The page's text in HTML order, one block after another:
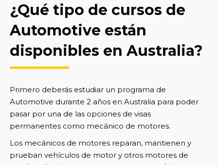
¿Qué tipo de cursos de
Automotive están
disponibles en Australia?
Primero deberás estudiar un programa de
Automotive durante 2 años en Australia para poder
pasar por una de las opciones de visas
permanentes como mecánico de motores.
Los mecánicos de motores reparan, mantienen y
prueban vehículos de motor y otros motores de